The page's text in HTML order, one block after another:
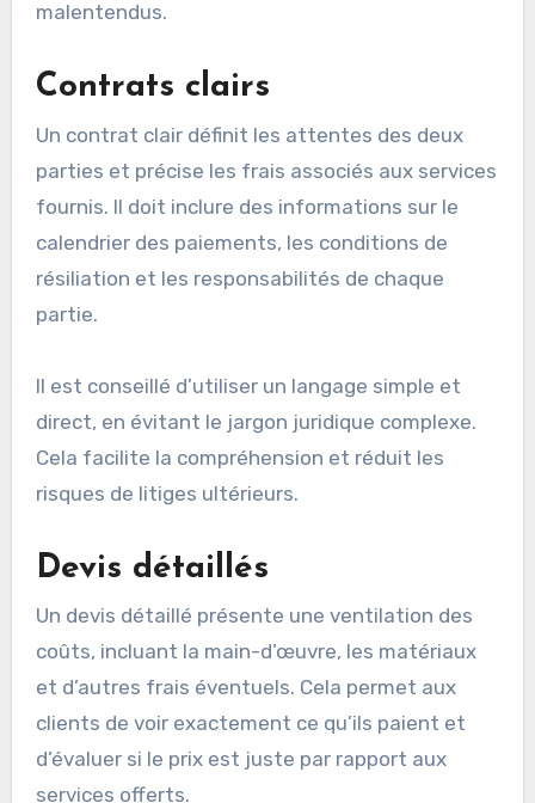
entrepreneurs, il est essentiel d’établir des
Cela permet aux clients de comprendre les
coûts associés aux services et d’éviter les
malentendus.
Contrats clairs
parties et précise les frais associés aux services
fournis. Il doit inclure des informations sur le
calendrier des paiements, les conditions de
résiliation et les responsabilités de chaque
direct, en évitant le jargon juridique complexe.
Cela facilite la compréhension et réduit les
risques de litiges ultérieurs.
Devis détaillés